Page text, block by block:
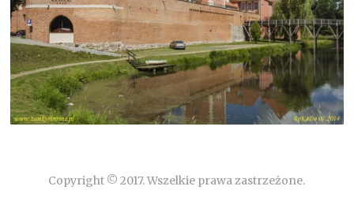
Copyright © 2017. Wszelkie prawa zastrzeżone.